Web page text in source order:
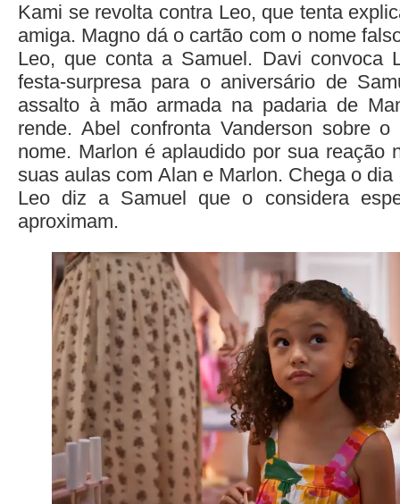
Kami se revolta contra Leo, que tenta
amiga. Magno dá o cartão com o nome
Leo, que conta a Samuel. Davi convoca
festa-surpresa para o aniversário de
assalto à mão armada na padaria de
rende. Abel confronta Vanderson sobre
nome. Marlon é aplaudido por sua reação
suas aulas com Alan e Marlon. Chega o
Leo diz a Samuel que o considera
aproximam.